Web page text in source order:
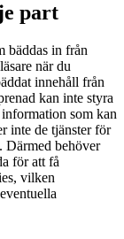
part
bäddas in från
när du
innehåll från
kan inte styra
som kan
inte de tjänster för
Därmed behöver
för att få
vilken